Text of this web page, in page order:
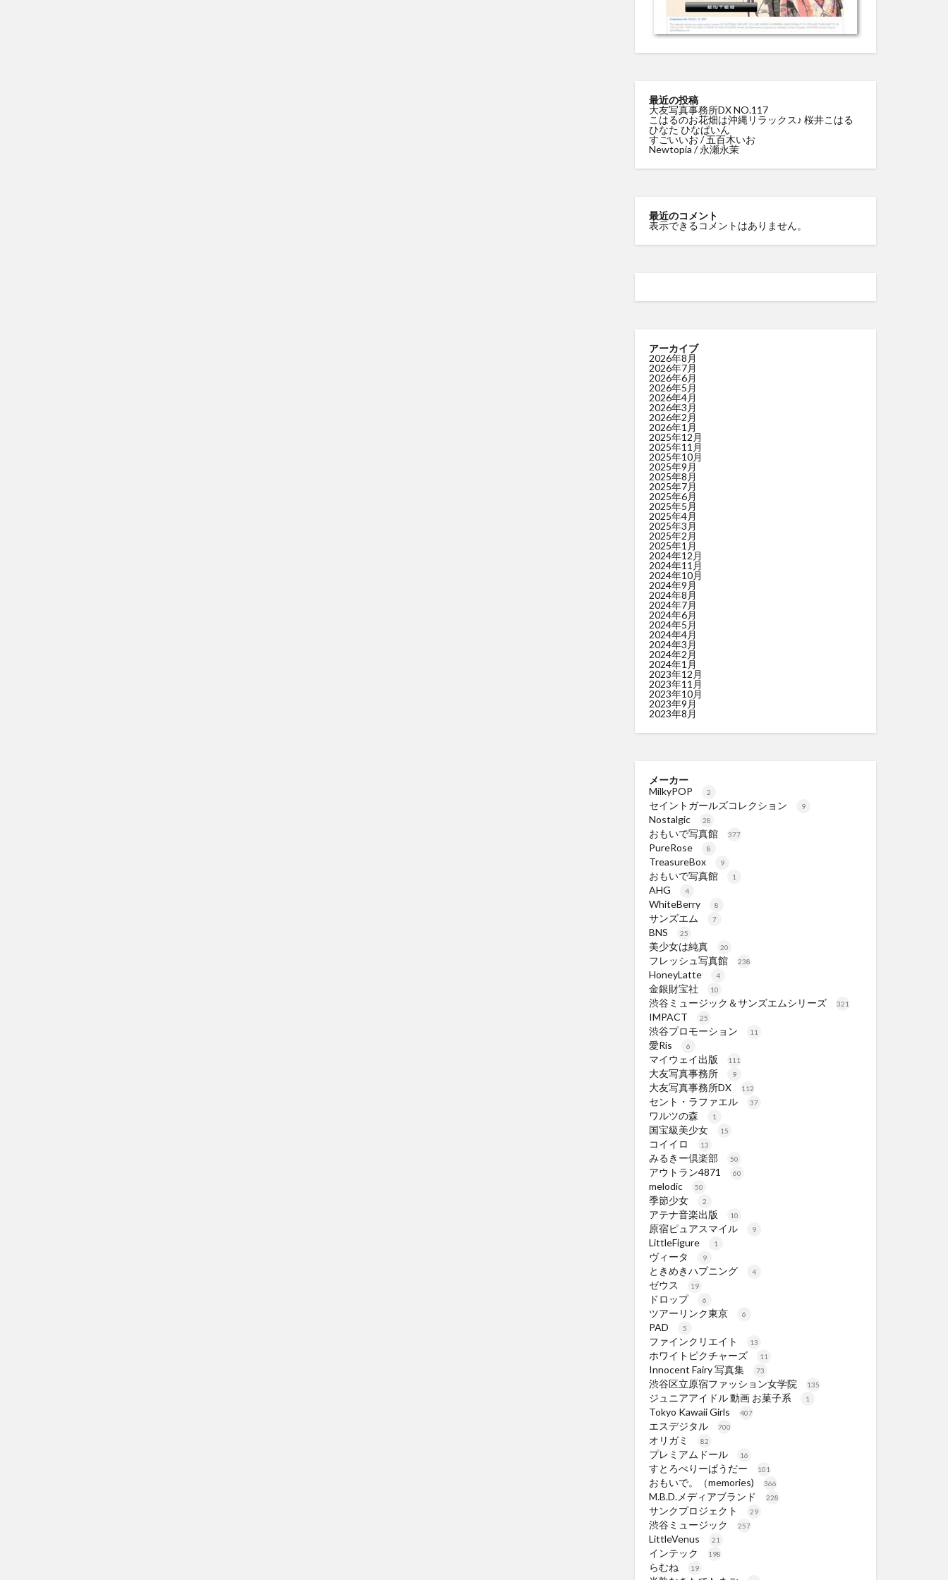
最近の投稿
大友写真事務所DX NO.117
こはるのお花畑は沖縄リラックス♪ 桜井こはる
ひなた ひなぱいん
すごいいお / 五百木いお
Newtopia / 永瀬永茉
最近のコメント
表示できるコメントはありません。
アーカイブ
2026年8月
2026年7月
2026年6月
2026年5月
2026年4月
2026年3月
2026年2月
2026年1月
2025年12月
2025年11月
2025年10月
2025年9月
2025年8月
2025年7月
2025年6月
2025年5月
2025年4月
2025年3月
2025年2月
2025年1月
2024年12月
2024年11月
2024年10月
2024年9月
2024年8月
2024年7月
2024年6月
2024年5月
2024年4月
2024年3月
2024年2月
2024年1月
2023年12月
2023年11月
2023年10月
2023年9月
2023年8月
メーカー
MilkyPOP
2
セイントガールズコレクション 9
Nostalgic 28
おもいで写真館 377
PureRose 8
TreasureBox 9
おもいで写真館 1
AHG 4
WhiteBerry 8
サンズエム 7
BNS 25
美少女は純真 20
フレッシュ写真館 238
HoneyLatte 4
金銀財宝社 10
渋谷ミュージック＆サンズエムシリーズ 321
IMPACT 25
渋谷プロモーション 11
愛Ris 6
マイウェイ出版 111
大友写真事務所 9
大友写真事務所DX 112
セント・ラファエル 37
ワルツの森 1
国宝級美少女 15
コイイロ 13
みるきー倶楽部 50
アウトラン4871 60
melodic 50
季節少女 2
アテナ音楽出版 10
原宿ピュアスマイル 9
LittleFigure 1
ヴィータ 9
ときめきハプニング 4
ゼウス 19
ドロップ 6
ツアーリンク東京 6
PAD 5
ファインクリエイト 13
ホワイトピクチャーズ 11
Innocent Fairy 写真集 73
渋谷区立原宿ファッション女学院 135
ジュニアアイドル 動画 お菓子系 1
Tokyo Kawaii Girls 407
エスデジタル 700
オリガミ 82
プレミアムドール 16
すとろべりーぱうだー 101
おもいで。（memories) 366
M.B.D.メディアブランド 228
サンクプロジェクト 29
渋谷ミュージック 257
LittleVenus 21
インテック 198
らむね 19